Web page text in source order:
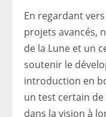
En regardant vers
projets avancés,
de la Lune et un
soutenir le
introduction en
un test certain
dans la vision à